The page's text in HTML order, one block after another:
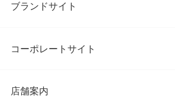
ブランドサイト
コーポレートサイト
店舗案内